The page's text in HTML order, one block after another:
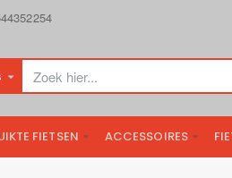
FIETSEN ACCESSOIRES